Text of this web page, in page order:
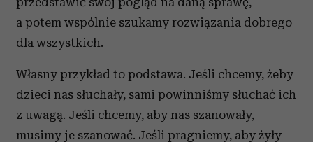
a potem wspólnie szukamy rozwiązania dobrego
dla wszystkich.
Własny przykład to podstawa. Jeśli chcemy, żeby
dzieci nas słuchały, sami powinniśmy słuchać ich
z uwagą. Jeśli chcemy, aby nas szanowały,
musimy je szanować. Jeśli pragniemy, aby żyły